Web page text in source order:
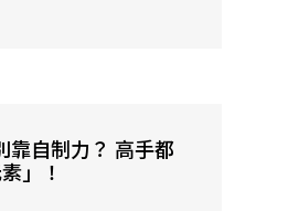
靠自制力？ 高手都
」！